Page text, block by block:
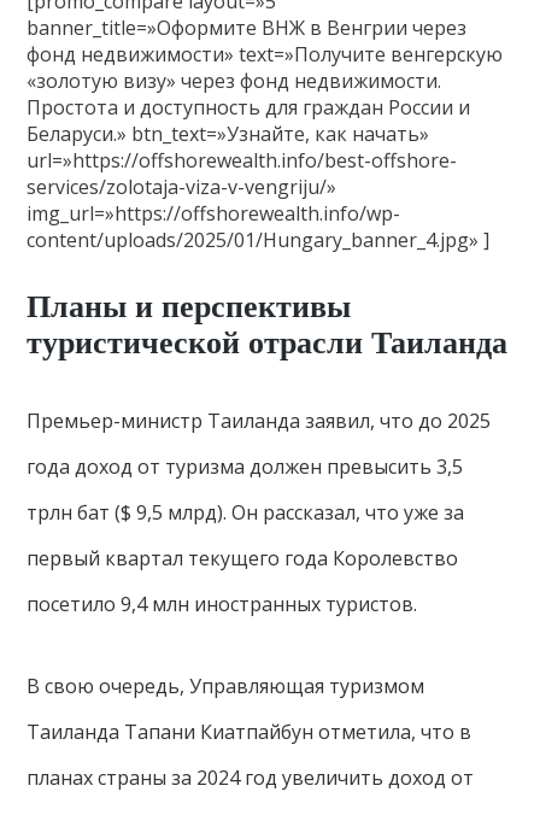
banner_title=»Оформите ВНЖ в Венгрии через
фонд недвижимости» text=»Получите венгерскую
«золотую визу» через фонд недвижимости.
Простота и доступность для граждан России и
Беларуси.» btn_text=»Узнайте, как начать»
url=»https://offshorewealth.info/best-offshore-
services/zolotaja-viza-v-vengriju/»
img_url=»https://offshorewealth.info/wp-
content/uploads/2025/01/Hungary_banner_4.jpg» ]
Планы и перспективы
туристической отрасли Таиланда
Премьер-министр Таиланда заявил, что до 2025
года доход от туризма должен превысить 3,5
трлн бат ($ 9,5 млрд). Он рассказал, что уже за
первый квартал текущего года Королевство
посетило 9,4 млн иностранных туристов.
В свою очередь, Управляющая туризмом
Таиланда Тапани Киатпайбун отметила, что в
планах страны за 2024 год увеличить доход от